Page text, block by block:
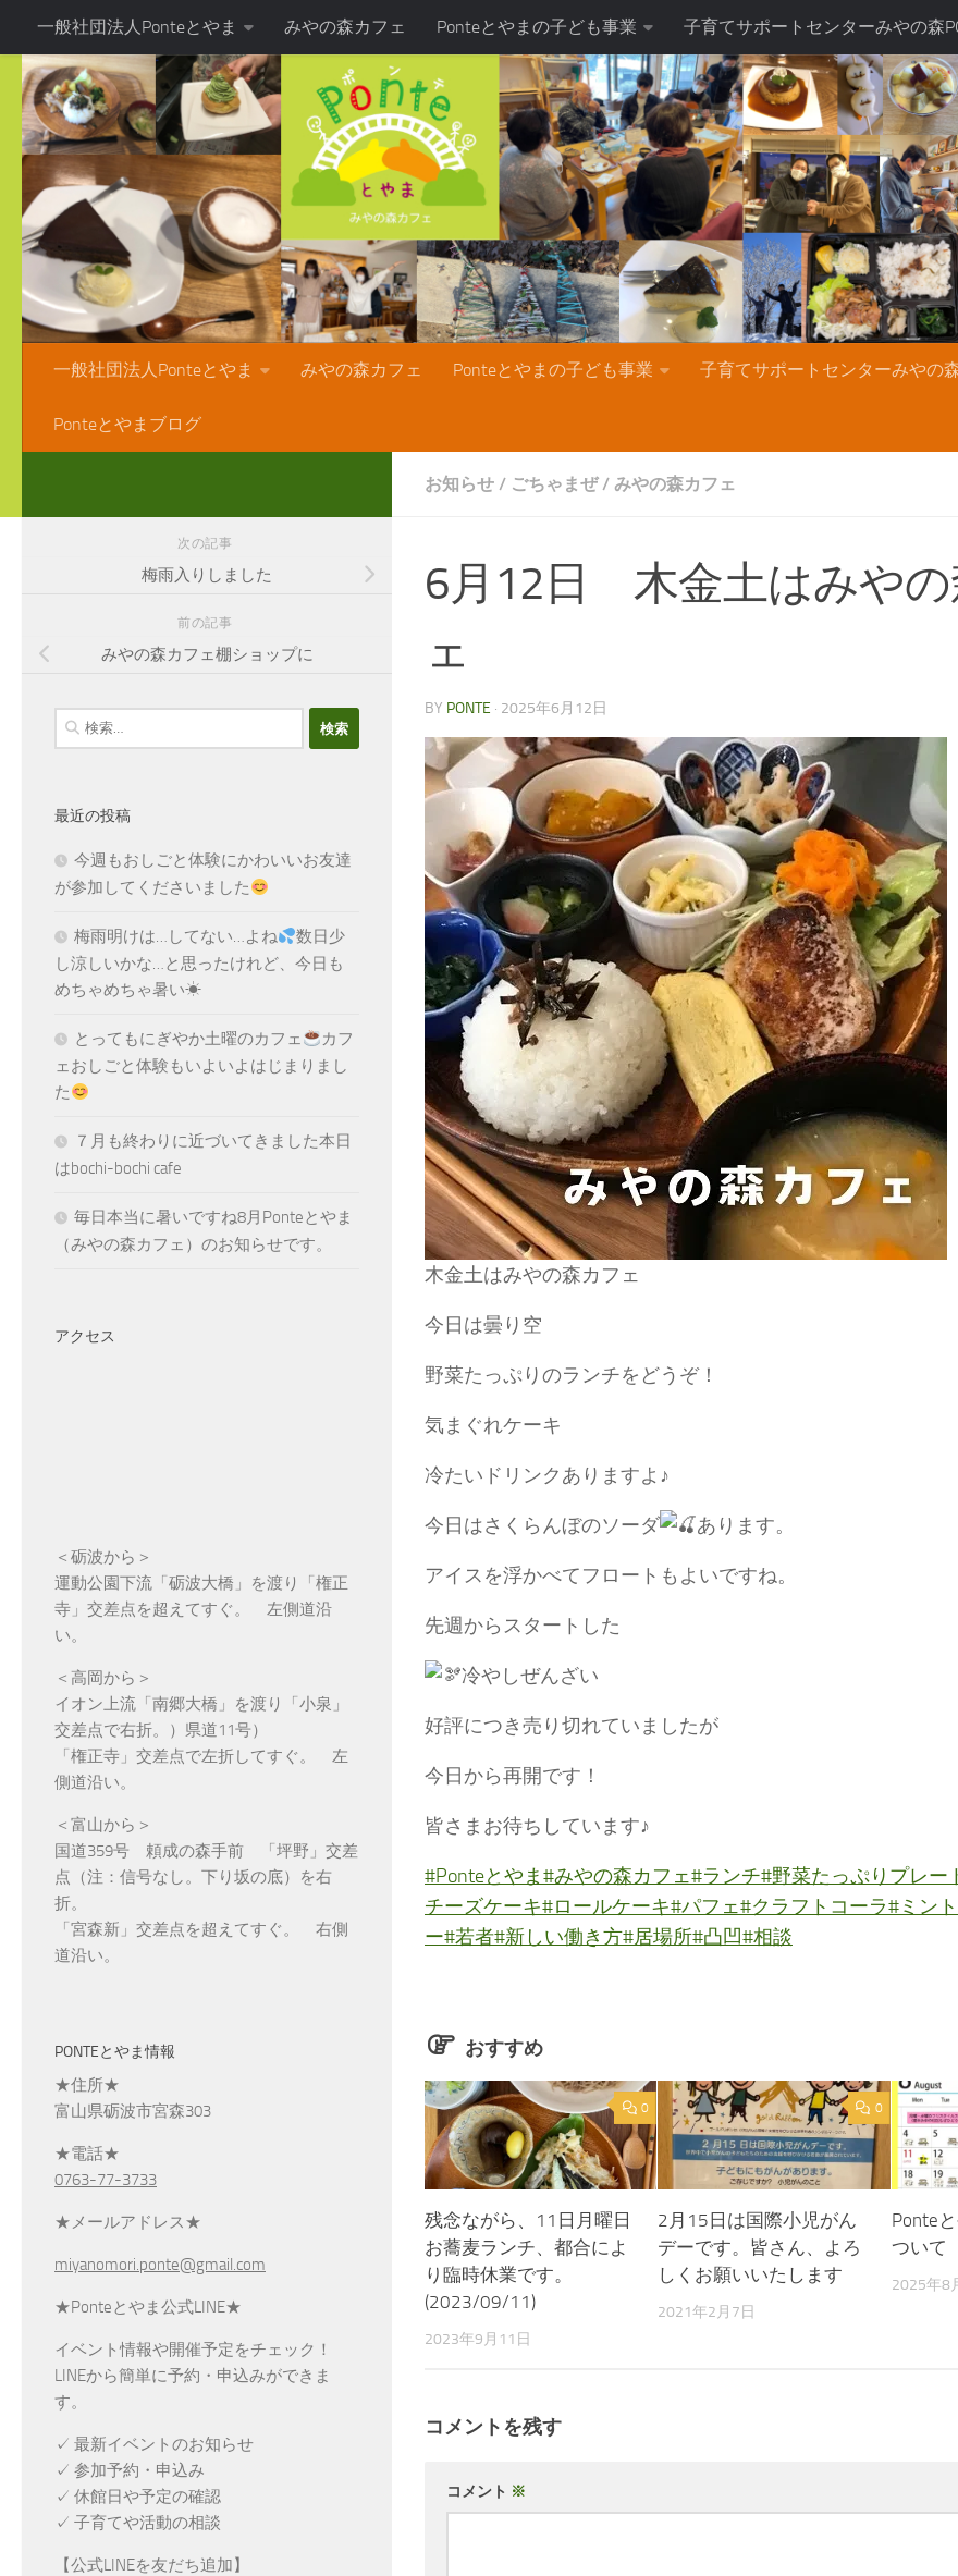
コンテンツへスキップ
一般社団法人Ponteとやま みやの森カフェ Ponteとやまの子ども事業 子育てサポートセンターみやの森
Ponteとやまブログ
一般社団法人Ponteとやま みやの森カフェ Ponteとやまの子ども事業 子育てサポートセンターみやの
Ponteとやまブログ
お知らせ / ごちゃまぜ / みやの森カフェ
6月12日 木金土はみやの
ェ
BY PONTE · 2025年6月12日
木金土はみやの森カフェ
今日は曇り空
野菜たっぷりのランチをどうぞ！
気まぐれケーキ
冷たいドリンクありますよ♪
今日はさくらんぼのソーダ あります。
アイスを浮かべてフロートもよいですね。
先週からスタートした
冷やしぜんざい
好評につき売り切れていましたが
今日から再開です！
皆さまお待ちしています♪
#Ponteとやま#みやの森カフェ#ランチ#野菜たっぷりプレー
チーズケーキ#ロールケーキ#パフェ#クラフトコーラ#ミント
ー#若者#新しい働き方#居場所#凸凹#相談
おすすめ
0
残念ながら、11日月曜日
お蕎麦ランチ、都合によ
り臨時休業です。
(2023/09/11)
2023年9月11日
0
2月15日は国際小児がん
デーです。皆さん、よろ
しくお願いいたします
2021年2月7日
Ponte
ついて
2025年8
コメントを残す
コメント ※
次の記事
梅雨入りしました
前の記事
みやの森カフェ棚ショップに
検
索:
最近の投稿
今週もおしごと体験にかわいいお友達
が参加してくださいました
梅雨明けは…してない…よね
数日少
し涼しいかな…と思ったけれど、今日も
めちゃめちゃ暑い☀
とってもにぎやか土曜のカフェ
カフ
ェおしごと体験もいよいよはじまりまし
た
７月も終わりに近づいてきました本日
はbochi-bochi cafe
毎日本当に暑いですね8月Ponteとやま
（みやの森カフェ）のお知らせです。
アクセス
＜砺波から＞
運動公園下流「砺波大橋」を渡り「権正
寺」交差点を超えてすぐ。 左側道沿
い。
＜高岡から＞
イオン上流「南郷大橋」を渡り「小泉」
交差点で右折。）県道11号）
「権正寺」交差点で左折してすぐ。 左
側道沿い。
＜富山から＞
国道359号 頼成の森手前 「坪野」交差
点（注：信号なし。下り坂の底）を右
折。
「宮森新」交差点を超えてすぐ。 右側
道沿い。
PONTEとやま情報
★住所★
富山県砺波市宮森303
★電話★
0763-77-3733
★メールアドレス★
miyanomori.ponte@gmail.com
★Ponteとやま公式LINE★
イベント情報や開催予定をチェック！
LINEから簡単に予約・申込みができま
す。
✓ 最新イベントのお知らせ
✓ 参加予約・申込み
✓ 休館日や予定の確認
✓ 子育てや活動の相談
【公式LINEを友だち追加】